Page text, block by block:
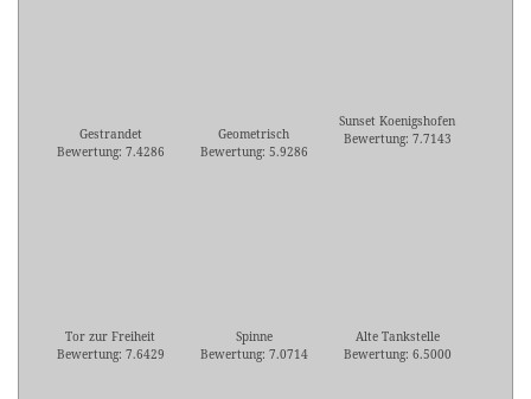
Gestrandet
Bewertung: 7.4286
Geometrisch
Bewertung: 5.9286
Sunset Koenigshofen
Bewertung: 7.7143
Tor zur Freiheit
Bewertung: 7.6429
Spinne
Bewertung: 7.0714
Alte Tankstelle
Bewertung: 6.5000